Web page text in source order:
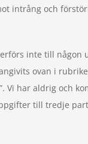
intrång och
inte till någon
ovan i
Vi har aldrig och
till tredje